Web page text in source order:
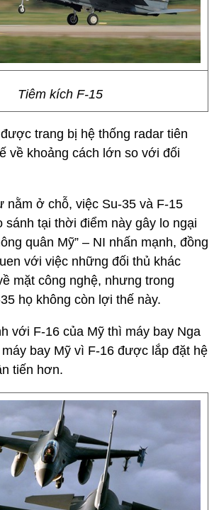
Tiêm kích F-15
trang bị hệ thống radar tiên
về khoảng cách lớn so với đối
nằm ở chỗ, việc Su-35 và F-15
sánh tại thời điểm này gây lo ngại
quân Mỹ” – NI nhấn mạnh, đồng
với việc những đối thủ khác
mặt công nghệ, nhưng trong
họ không còn lợi thế này.
với F-16 của Mỹ thì máy bay Nga
bay Mỹ vì F-16 được lắp đặt hệ
tiến hơn.